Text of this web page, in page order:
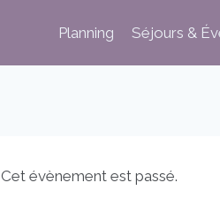
Planning Séjours &
Cet évènement est passé.